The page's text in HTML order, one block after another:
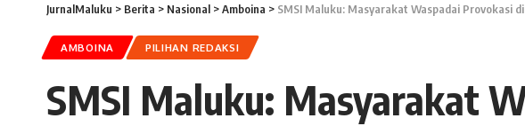
JurnalMaluku > Berita > Nasional >Amboina > SMSI Maluku: Masyarakat Waspadai Provokasi
AMBOINA PILIHAN REDAKSI
SMSI Maluku: Masyarakat